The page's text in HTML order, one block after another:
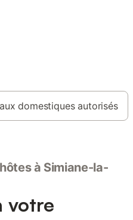
domestiques autorisés
à Simiane-la-
votre